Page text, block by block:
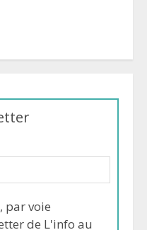
par voie
de L'info au